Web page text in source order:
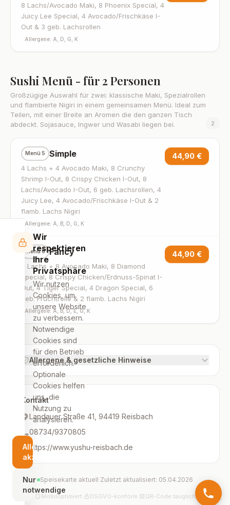
8 Lachs/Avocado Maki, 8 Phoenix Special, 4
Juicy Lee Special, 4 Avocado/Frischkäse I-
Out & 3 geb. Lachsrollen
· Allergene: A, D, G, K
Sushi Menü - für 2 Personen
Großzügige Auswahl für zwei: klassische Maki, Spezialrollen
und flambierte Nigiri in einem gemeinsamen Menü. Ideal zum
Teilen, mit einer Breite an Aromen die den ganzen Tisch
abdeckt. Sojasauce, Ingwer und Wasabi liegen bei.
2
Menü 5 Simple
4 Lachs + 4 Avocado Maki, 8 Crunchy
Shrimp I-Out, 8 Crispy Chicken I-Out, 8
Lachs/Avocado I-Out, 6 geb. Lachsrollen, 4
Juicy Lee, 4 Avocado/Frischkäse I-Out & 2
flamb. Lachs Nigiri
Allergene: A, B, D, G, K
44,90 €
Menü 6 Fancy
8 Lachs + 8 Avocado Maki, 8 Diamond
Special, 8 Crispy Chicken/Erdnuss-Spinat I-
Out, 4 Tiger Special, 4 Dragon Special, 6
geb. Fruchtrolle & 2 flamb. Lachs Nigiri
Allergene: A, B, D, E, G, K
44,90 €
Allergene & gesetzliche Hinweise
Kontakt
Landauer Straße 41, 94419 Reisbach
08734/9370805
https://www.yushu-reisbach.de
Speisekarte aktuell·Zuletzt aktualisiert: 05.04.2026
Mobiloptimiert DSGVO-konform QR-Code tauglich
Wir
respektieren
Ihre
Privatsphäre
Wir nutzen
Cookies, um
unsere Website
zu verbessern.
Notwendige
Cookies sind
für den Betrieb
erforderlich.
Optionale
Cookies helfen
uns, die
Nutzung zu
analysieren.
Alle
akzeptieren
Nur
notwendige